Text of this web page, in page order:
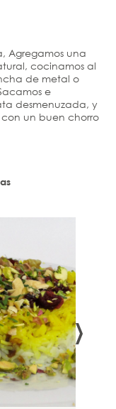
Agregamos una
cocinamos al
de metal o
e
desmenuzada, y
con un buen chorro
›